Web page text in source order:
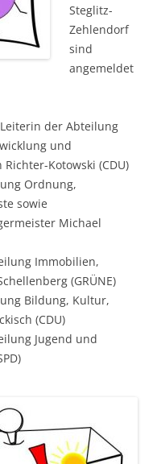
Steglitz-
Zehlendorf
sind
angemeldet
der Abteilung
und
Kotowski (CDU)
Ordnung,
sowie
Michael
Immobilien,
(GRÜNE)
Bildung, Kultur,
(CDU)
Jugend und